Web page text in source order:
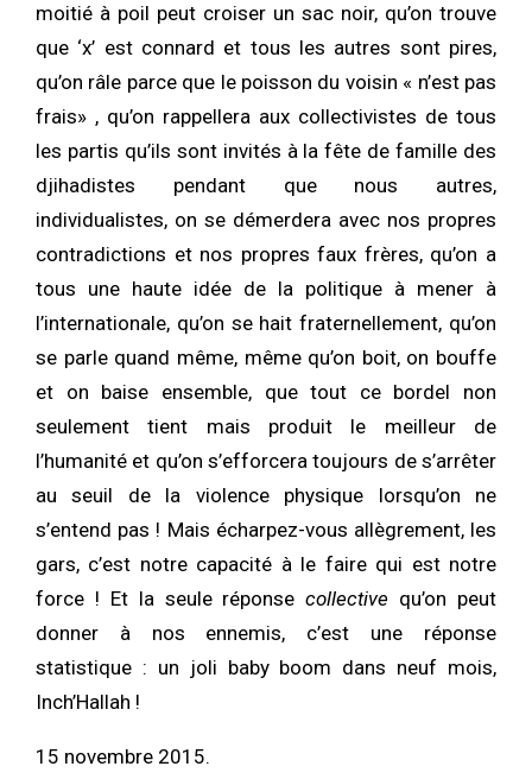
moitié à poil peut croiser un sac noir, qu’on trouve
que ‘x’ est connard et tous les autres sont pires,
qu’on râle parce que le poisson du voisin « n’est pas
frais» , qu’on rappellera aux collectivistes de tous
les partis qu’ils sont invités à la fête de famille des
djihadistes pendant que nous autres,
individualistes, on se démerdera avec nos propres
contradictions et nos propres faux frères, qu’on a
tous une haute idée de la politique à mener à
l’internationale, qu’on se hait fraternellement, qu’on
se parle quand même, même qu’on boit, on bouffe
et on baise ensemble, que tout ce bordel non
seulement tient mais produit le meilleur de
l’humanité et qu’on s’efforcera toujours de s’arrêter
au seuil de la violence physique lorsqu’on ne
s’entend pas ! Mais écharpez-vous allègrement, les
gars, c’est notre capacité à le faire qui est notre
force ! Et la seule réponsecollective qu’on peut
donner à nos ennemis, c’est une réponse
statistique : un joli baby boom dans neuf mois,
Inch’Hallah !
15 novembre 2015.